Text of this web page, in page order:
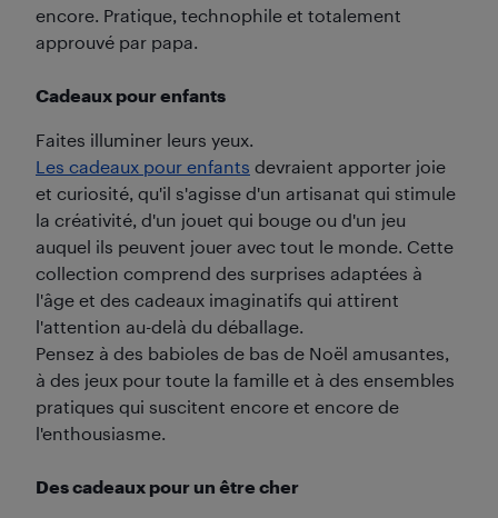
encore. Pratique, technophile et totalement
approuvé par papa.
Cadeaux pour enfants
Faites illuminer leurs yeux.
Les cadeaux pour enfants devraient apporter joie
et curiosité, qu'il s'agisse d'un artisanat qui stimule
la créativité, d'un jouet qui bouge ou d'un jeu
auquel ils peuvent jouer avec tout le monde. Cette
collection comprend des surprises adaptées à
l'âge et des cadeaux imaginatifs qui attirent
l'attention au-delà du déballage.
Pensez à des babioles de bas de Noël amusantes,
à des jeux pour toute la famille et à des ensembles
pratiques qui suscitent encore et encore de
l'enthousiasme.
Des cadeaux pour un être cher